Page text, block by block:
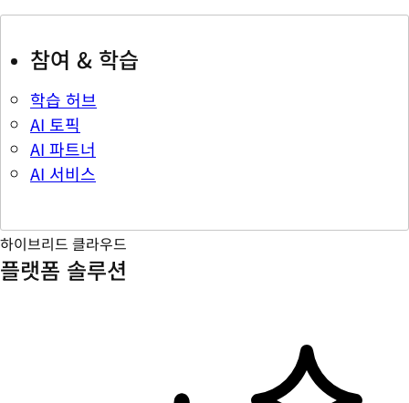
참여 & 학습
학습 허브
AI 토픽
AI 파트너
AI 서비스
하이브리드 클라우드
플랫폼 솔루션